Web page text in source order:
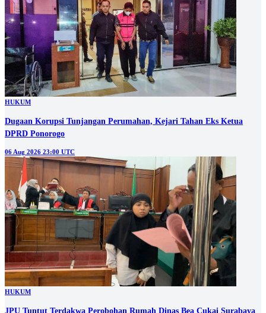
HUKUM
Dugaan Korupsi Tunjangan Perumahan, Kejari Tahan Eks Ketua
DPRD Ponorogo
06 Aug 2026 23:00 UTC
HUKUM
JPU Tuntut Terdakwa Perobohan Rumah Dinas Bea Cukai Surabaya